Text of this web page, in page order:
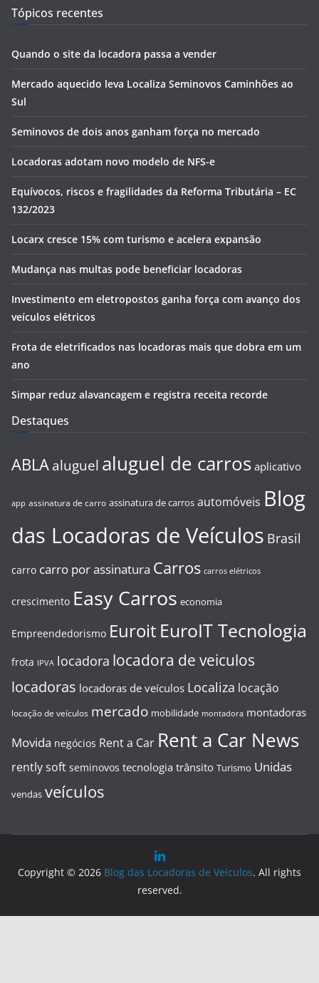
Tópicos recentes
Quando o site da locadora passa a vender
Mercado aquecido leva Localiza Seminovos Caminhões ao
Sul
Seminovos de dois anos ganham força no mercado
Locadoras adotam novo modelo de NFS-e
Equívocos, riscos e fragilidades da Reforma Tributária – EC
132/2023
Locarx cresce 15% com turismo e acelera expansão
Mudança nas multas pode beneficiar locadoras
Investimento em eletropostos ganha força com avanço dos
veículos elétricos
Frota de eletrificados nas locadoras mais que dobra em um
ano
Simpar reduz alavancagem e registra receita recorde
Destaques
ABLA aluguel aluguel de carros aplicativo
app assinatura de carro assinatura de carros automóveis Blog
das Locadoras de Veículos Brasil
carro carro por assinatura Carros carros elétricos
crescimento Easy Carros economia
Empreendedorismo Euroit EuroIT Tecnologia
frota IPVA locadora locadora de veiculos
locadoras locadoras de veículos Localiza locação
locação de veículos mercado mobilidade montadora montadoras
Movida negócios Rent a Car Rent a Car News
rently soft seminovos tecnologia trânsito Turismo Unidas
vendas veículos
Copyright © 2026 Blog das Locadoras de Veículos. All rights
reserved.